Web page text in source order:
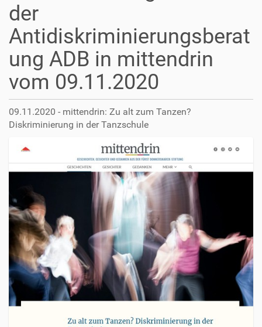
der
Antidiskriminierungsberat
ung ADB in mittendrin
vom 09.11.2020
09.11.2020 - mittendrin: Zu alt zum Tanzen?
Diskriminierung in der Tanzschule